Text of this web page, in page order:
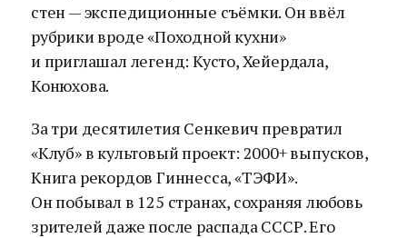
стен — экспедиционные съёмки. Он ввёл
рубрики вроде «Походной кухни»
и приглашал легенд: Кусто, Хейердала,
Конюхова.
За три десятилетия Сенкевич превратил
«Клуб» в культовый проект: 2000+ выпусков,
Книга рекордов Гиннесса, «ТЭФИ».
Он побывал в 125 странах, сохраняя любовь
зрителей даже после распада СССР. Его